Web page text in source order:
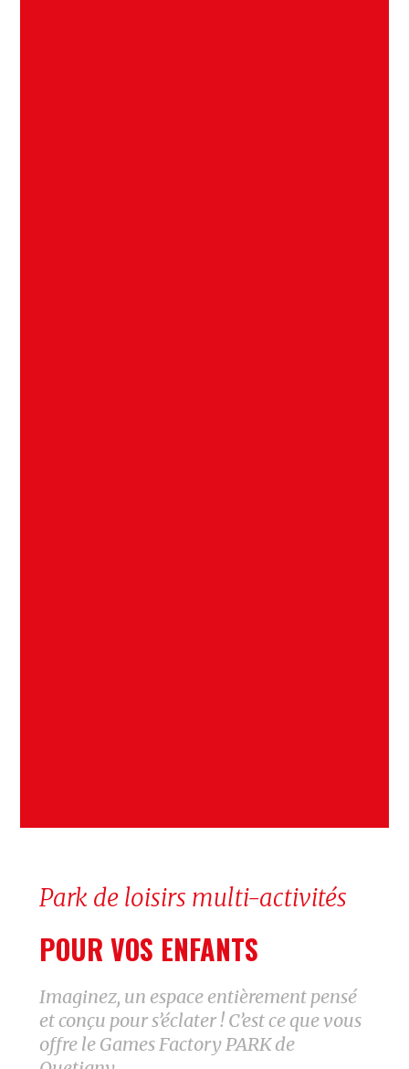
Park de loisirs multi-activités
POUR VOS ENFANTS
Imaginez, un espace entièrement pensé
et conçu pour s’éclater ! C’est ce que vous
offre le Games Factory PARK de